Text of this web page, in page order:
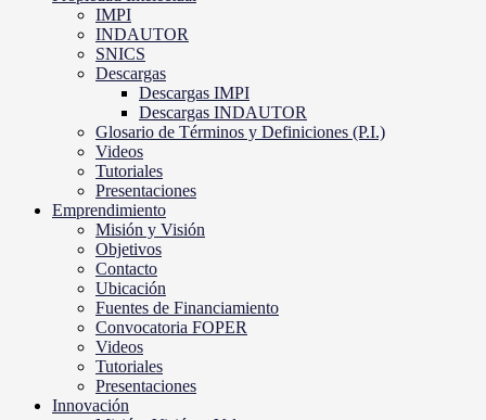
IMPI
INDAUTOR
SNICS
Descargas
Descargas IMPI
Descargas INDAUTOR
Glosario de Términos y Definiciones (P.I.)
Videos
Tutoriales
Presentaciones
Emprendimiento
Misión y Visión
Objetivos
Contacto
Ubicación
Fuentes de Financiamiento
Convocatoria FOPER
Videos
Tutoriales
Presentaciones
Innovación